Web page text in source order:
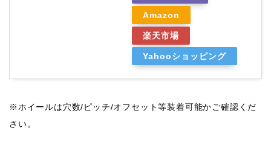
Amazon
楽天市場
Yahooショッピング
※ホイールは穴数/ピッチ/オフセット等装着可能かご確認くだ
さい。